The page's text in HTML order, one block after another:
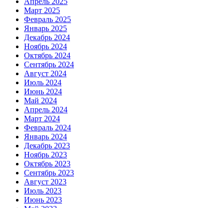
Март 2025
Февраль 2025
Январь 2025
Декабрь 2024
Ноябрь 2024
Октябрь 2024
Сентябрь 2024
Август 2024
Июль 2024
Июнь 2024
Май 2024
Апрель 2024
Март 2024
Февраль 2024
Январь 2024
Декабрь 2023
Ноябрь 2023
Октябрь 2023
Сентябрь 2023
Август 2023
Июль 2023
Июнь 2023